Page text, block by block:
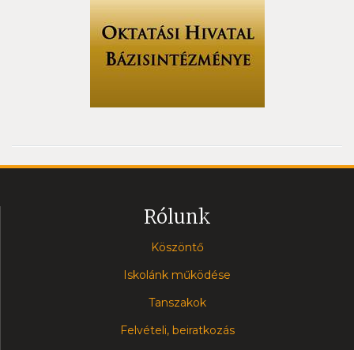
Rólunk
Köszöntő
Iskolánk működése
Tanszakok
Felvételi, beiratkozás